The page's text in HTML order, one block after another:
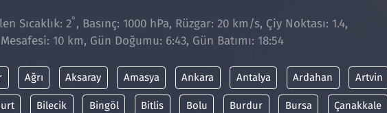
Sıcaklık: 2° , Basınç: 1000 hPa, Rüzgar: 20 km/s, Çiy Noktası: 1.4,
10 km, Gün Doğumu: 6:43, Gün Batımı: 18:54
Ağrı Aksaray Amasya Ankara Antalya Ardahan Artvin
Bilecik Bingöl Bitlis Bolu Burdur Bursa Çanakkale